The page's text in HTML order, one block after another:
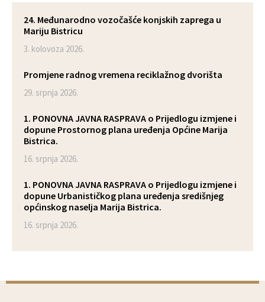
24. Međunarodno vozočašće konjskih zaprega u
Mariju Bistricu
3. kolovoza 2026.
Promjene radnog vremena reciklažnog dvorišta
29. srpnja 2026.
1. PONOVNA JAVNA RASPRAVA o Prijedlogu izmjene i
dopune Prostornog plana uređenja Općine Marija
Bistrica.
16. srpnja 2026.
1. PONOVNA JAVNA RASPRAVA o Prijedlogu izmjene i
dopune Urbanističkog plana uređenja središnjeg
općinskog naselja Marija Bistrica.
16. srpnja 2026.